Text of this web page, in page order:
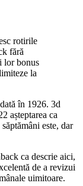
rotirile
fără
lor bonus
la
în 1926. 3d
așteptarea ca
este, dar
ca descrie aici,
de a revizui
uimitoare.